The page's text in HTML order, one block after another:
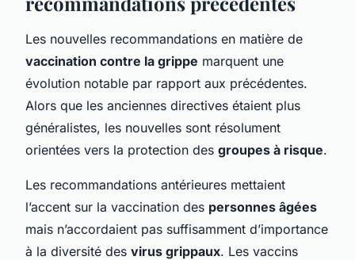
Les nouvelles recommandations en matière de
vaccination contre la grippe marquent une
évolution notable par rapport aux précédentes.
Alors que les anciennes directives étaient plus
généralistes, les nouvelles sont résolument
orientées vers la protection des groupes à risque.
Les recommandations antérieures mettaient
l’accent sur la vaccination des personnes âgées
mais n’accordaient pas suffisamment d’importance
à la diversité des virus grippaux. Les vaccins